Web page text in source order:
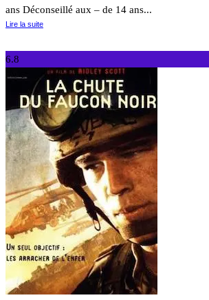
ans Déconseillé aux – de 14 ans...
Lire la suite
6.8